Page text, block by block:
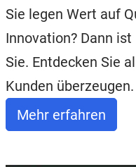
Sie legen Wert auf
Innovation? Dann
Sie. Entdecken Sie
Kunden überzeugen.
Mehr erfahren